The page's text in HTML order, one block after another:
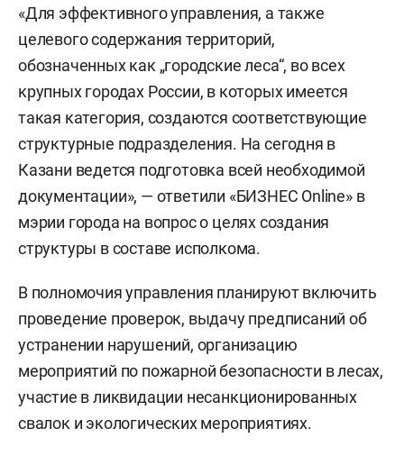
«Для эффективного управления, а также
целевого содержания территорий,
обозначенных как „городские леса“, во всех
крупных городах России, в которых имеется
такая категория, создаются соответствующие
структурные подразделения. На сегодня в
Казани ведется подготовка всей необходимой
документации», — ответили «БИЗНЕС Online» в
мэрии города на вопрос о целях создания
структуры в составе исполкома.
В полномочия управления планируют включить
проведение проверок, выдачу предписаний об
устранении нарушений, организацию
мероприятий по пожарной безопасности в лесах,
участие в ликвидации несанкционированных
свалок и экологических мероприятиях.